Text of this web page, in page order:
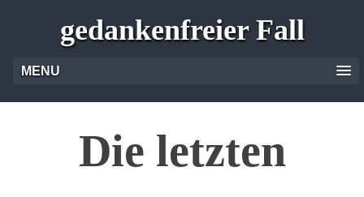
gedankenfreier Fall
MENU
Die letzten